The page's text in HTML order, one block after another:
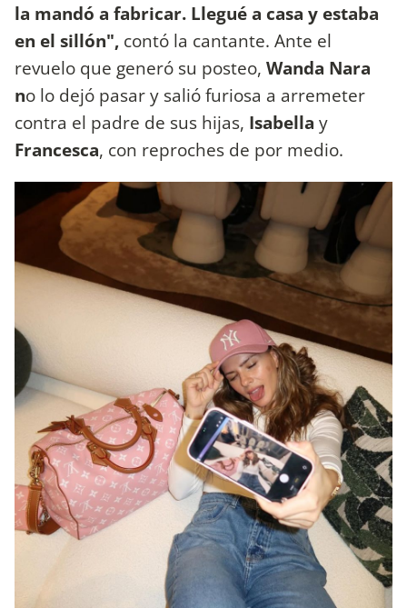
la mandó a fabricar. Llegué a casa y estaba
en el sillón", contó la cantante. Ante el
revuelo que generó su posteo, Wanda Nara
no lo dejó pasar y salió furiosa a arremeter
contra el padre de sus hijas, Isabella y
Francesca, con reproches de por medio.